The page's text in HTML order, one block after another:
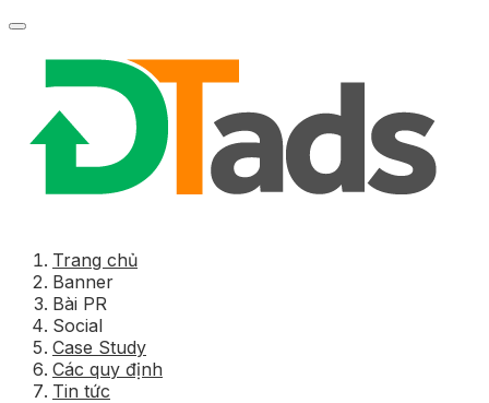
Trang chủ
Banner
Bài PR
Social
Case Study
Các quy định
Tin tức